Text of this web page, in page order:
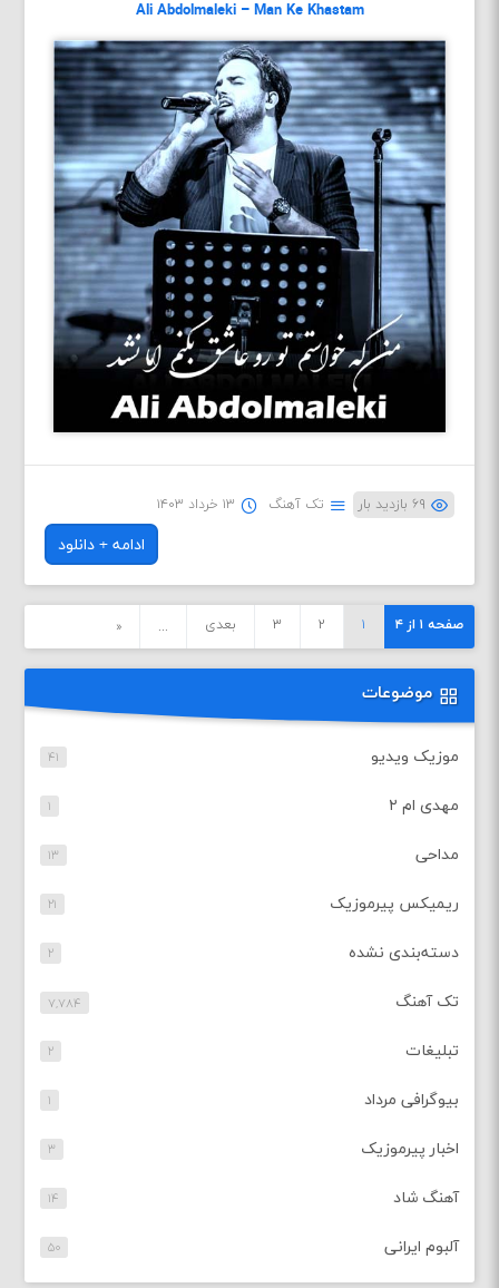
Ali Abdolmaleki – Man Ke Khastam
۶۹ بازدید بار تک آهنگ ۱۳ خرداد ۱۴۰۳
ادامه + دانلود
صفحه ۱ از ۴ ۱ ۲ ۳ بعدی ...
«
موضوعات
موزیک ویدیو ۴۱
مهدی ام ۲ ۱
مداحی ۱۳
ریمیکس پیرموزیک ۲۱
دسته‌بندی نشده ۲
تک آهنگ ۷,۷۸۴
تبلیغات ۲
بیوگرافی مرداد ۱
اخبار پیرموزیک ۳
آهنگ شاد ۱۴
آلبوم ایرانی ۵۰